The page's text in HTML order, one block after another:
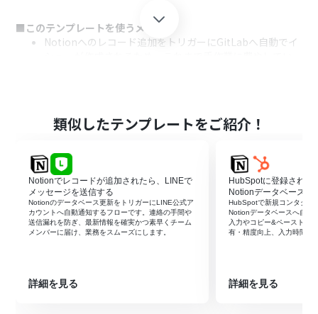
■このテンプレートを使うメリット
Notionへのレコード追加をトリガーにGitLabへ自動でイ
はじめに、NotionとGitLabをYoomと連携します。
次に、トリガーでNotionを選択し、「特定のデータソー
スのページが作成・更新されたら」というアクションを設
定します。
次に、オペレーションで分岐機能を設定し、特定の条件
に応じて後続の処理を分岐させます。
す。
次に、オペレーションでGitLabの「イシューを作成」ア
類似したテンプレートをご紹介！
Notionでレコードが追加されたら、LINEで
メッセージを送信する
Notionのデータベース更新をトリガーにLINE公式ア
カウントへ自動通知するフローです。連絡の手間や
送信漏れを防ぎ、最新情報を確実かつ素早くチーム
メンバーに届け、業務をスムーズにします。
詳細を見る
HubSpotに登録された
Notionデータベースへ
HubSpotで新規コンタクト
Notionデータベースへ自動
入力やコピー&ペーストを
有・精度向上、入力時間の
詳細を見る